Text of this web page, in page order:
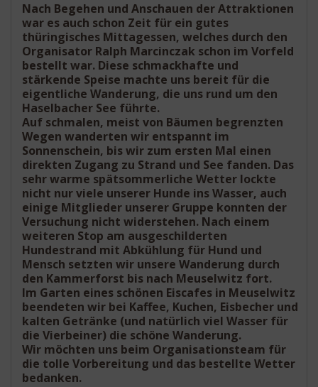
Nach Begehen und Anschauen der Attraktionen
war es auch schon Zeit für ein gutes
thüringisches Mittagessen, welches durch den
Organisator Ralph Marcinczak schon im Vorfeld
bestellt war. Diese schmackhafte und
stärkende Speise machte uns bereit für die
eigentliche Wanderung, die uns rund um den
Haselbacher See führte.
Auf schmalen, meist von Bäumen begrenzten
Wegen wanderten wir entspannt im
Sonnenschein, bis wir zum ersten Mal einen
direkten Zugang zu Strand und See fanden. Das
sehr warme spätsommerliche Wetter lockte
nicht nur viele unserer Hunde ins Wasser, auch
einige Mitglieder unserer Gruppe konnten der
Versuchung nicht widerstehen. Nach einem
weiteren Stop am ausgeschilderten
Hundestrand mit Abkühlung für Hund und
Mensch setzten wir unsere Wanderung durch
den Kammerforst bis nach Meuselwitz fort.
Im Garten eines schönen Eiscafes in Meuselwitz
beendeten wir bei Kaffee, Kuchen, Eisbecher und
kalten Getränke (und natürlich viel Wasser für
die Vierbeiner) die schöne Wanderung.
Wir möchten uns beim Organisationsteam für
die tolle Vorbereitung und das bestellte Wetter
bedanken.